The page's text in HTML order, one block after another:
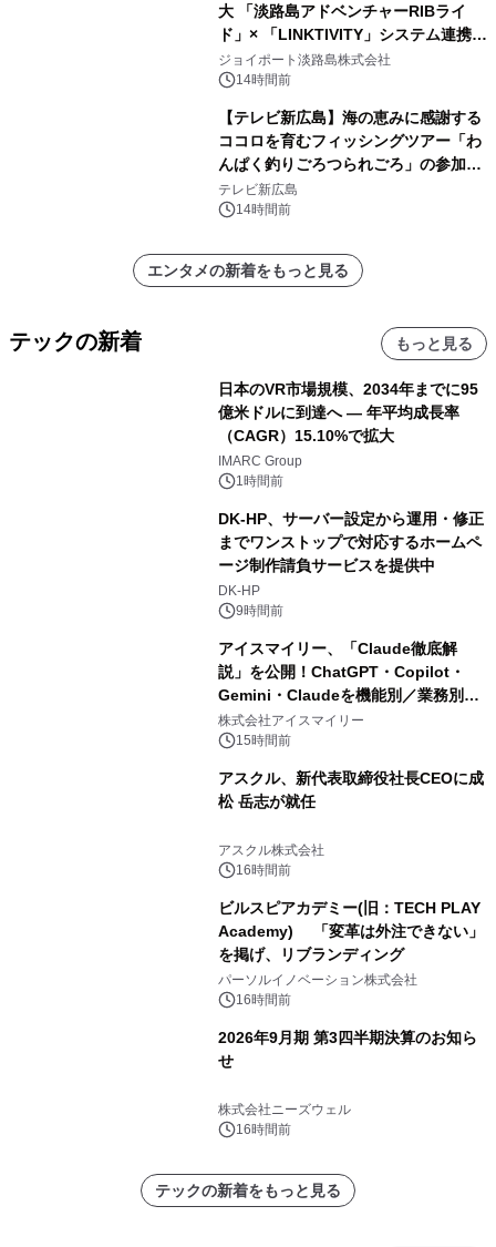
大 「淡路島アドベンチャーRIBライ
ド」× 「LINKTIVITY」システム連携を
開始！
ジョイポート淡路島株式会社
14時間前
【テレビ新広島】海の恵みに感謝する
ココロを育むフィッシングツアー「わ
んぱく釣りごろつられごろ」の参加小
学生を募集
テレビ新広島
14時間前
エンタメの新着をもっと見る
テックの新着 もっと見る
日本のVR市場規模、2034年までに95
億米ドルに到達へ ― 年平均成長率
（CAGR）15.10%で拡大
IMARC Group
1時間前
DK-HP、サーバー設定から運用・修正
までワンストップで対応するホームペ
ージ制作請負サービスを提供中
DK-HP
9時間前
アイスマイリー、「Claude徹底解
説」を公開！ChatGPT・Copilot・
Gemini・Claudeを機能別／業務別に
比較―自社に合う生成AIの選び方がわ
かる実践ガイド
株式会社アイスマイリー
15時間前
アスクル、新代表取締役社長CEOに成
松 岳志が就任
アスクル株式会社
16時間前
ビルスピアカデミー(旧：TECH PLAY
Academy) 「変革は外注できない」
を掲げ、リブランディング
パーソルイノベーション株式会社
16時間前
2026年9月期 第3四半期決算のお知ら
せ
株式会社ニーズウェル
16時間前
テックの新着をもっと見る